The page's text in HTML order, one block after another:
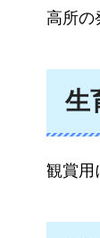
高所の
生
観賞用